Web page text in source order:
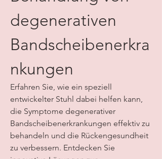
degenerativen
Bandscheibenerkra
nkungen
Erfahren Sie, wie ein speziell
entwickelter Stuhl dabei helfen kann,
die Symptome degenerativer
Bandscheibenerkrankungen effektiv zu
behandeln und die Rückengesundheit
zu verbessern. Entdecken Sie